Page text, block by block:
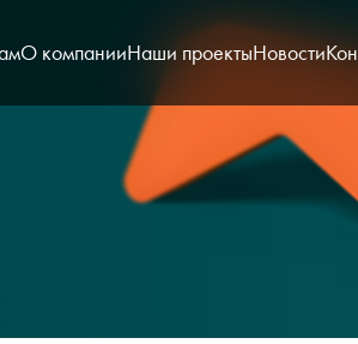
О компанииНаши проектыНовости